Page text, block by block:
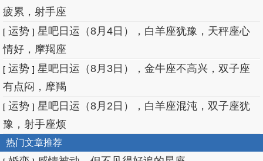
疲累，射手座
[ 运势 ] 星吧日运（8月4日），白羊座犹豫，天秤座心
情好，摩羯座
[ 运势 ] 星吧日运（8月3日），金牛座不高兴，双子座
有点闷，摩羯
[ 运势 ] 星吧日运（8月2日），白羊座混沌，双子座犹
豫，射手座烦
热门文章推荐